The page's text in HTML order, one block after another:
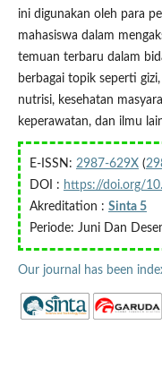
ini digunakan oleh para
mahasiswa dalam
temuan terbaru dalam
berbagai topik seperti
nutrisi, kesehatan
keperawatan, dan ilmu
E-ISSN: 2987-629X (
DOI : https://doi.org/
Akreditation : Sinta 5
Periode: Juni Dan
Our journal has been